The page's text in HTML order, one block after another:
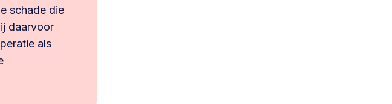
schade die
daarvoor
als